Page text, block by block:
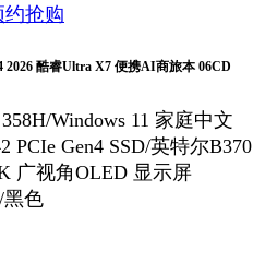
约抢购
2026 酷睿Ultra X7 便携AI商旅本 06CD
Windows 11 家庭中文
PCIe Gen4 SSD/英特尔B370
广视角OLED 显示屏
黑色